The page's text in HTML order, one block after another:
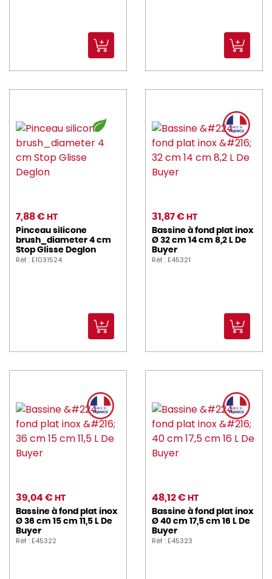
7,88 € HT
Pinceau silicone
brush_diameter 4 cm
Stop Glisse Deglon
Réf : E1031524
31,87 € HT
Bassine à fond plat inox
Ø 32 cm 14 cm 8,2 L De
Buyer
Réf : E45321
39,04 € HT
Bassine à fond plat inox
Ø 36 cm 15 cm 11,5 L De
Buyer
Réf : E45322
48,12 € HT
Bassine à fond plat inox
Ø 40 cm 17,5 cm 16 L De
Buyer
Réf : E45323